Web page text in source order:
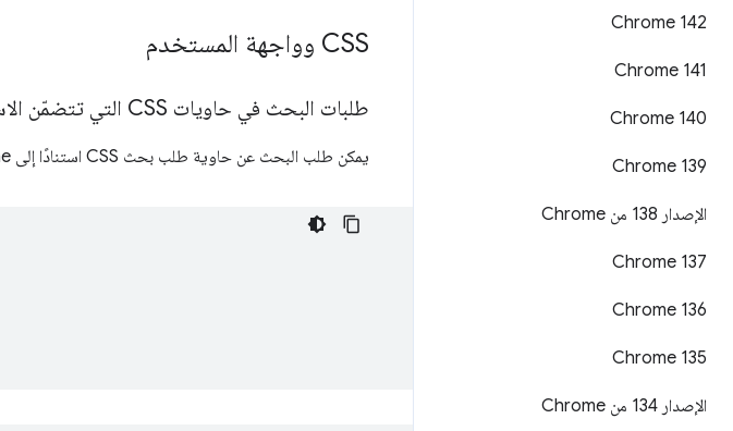
Chrome 142
Chrome 141
Chrome 140
‫Chrome 139
الإصدار 138 من Chrome
Chrome 137
Chrome 136
Chrome 135
الإصدار 134 من Chrome
CSS وواجهة المستخدم
طلبات البحث في حاويات CSS التي تتضمّن الاسم فقط
يمكن طلب البحث عن حاوية طلب بحث CSS استنادًا إلى container-name فقط، ولا تحتاج الحاوية إلى أي container-type محدّد: